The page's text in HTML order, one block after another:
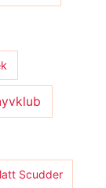
Scudder